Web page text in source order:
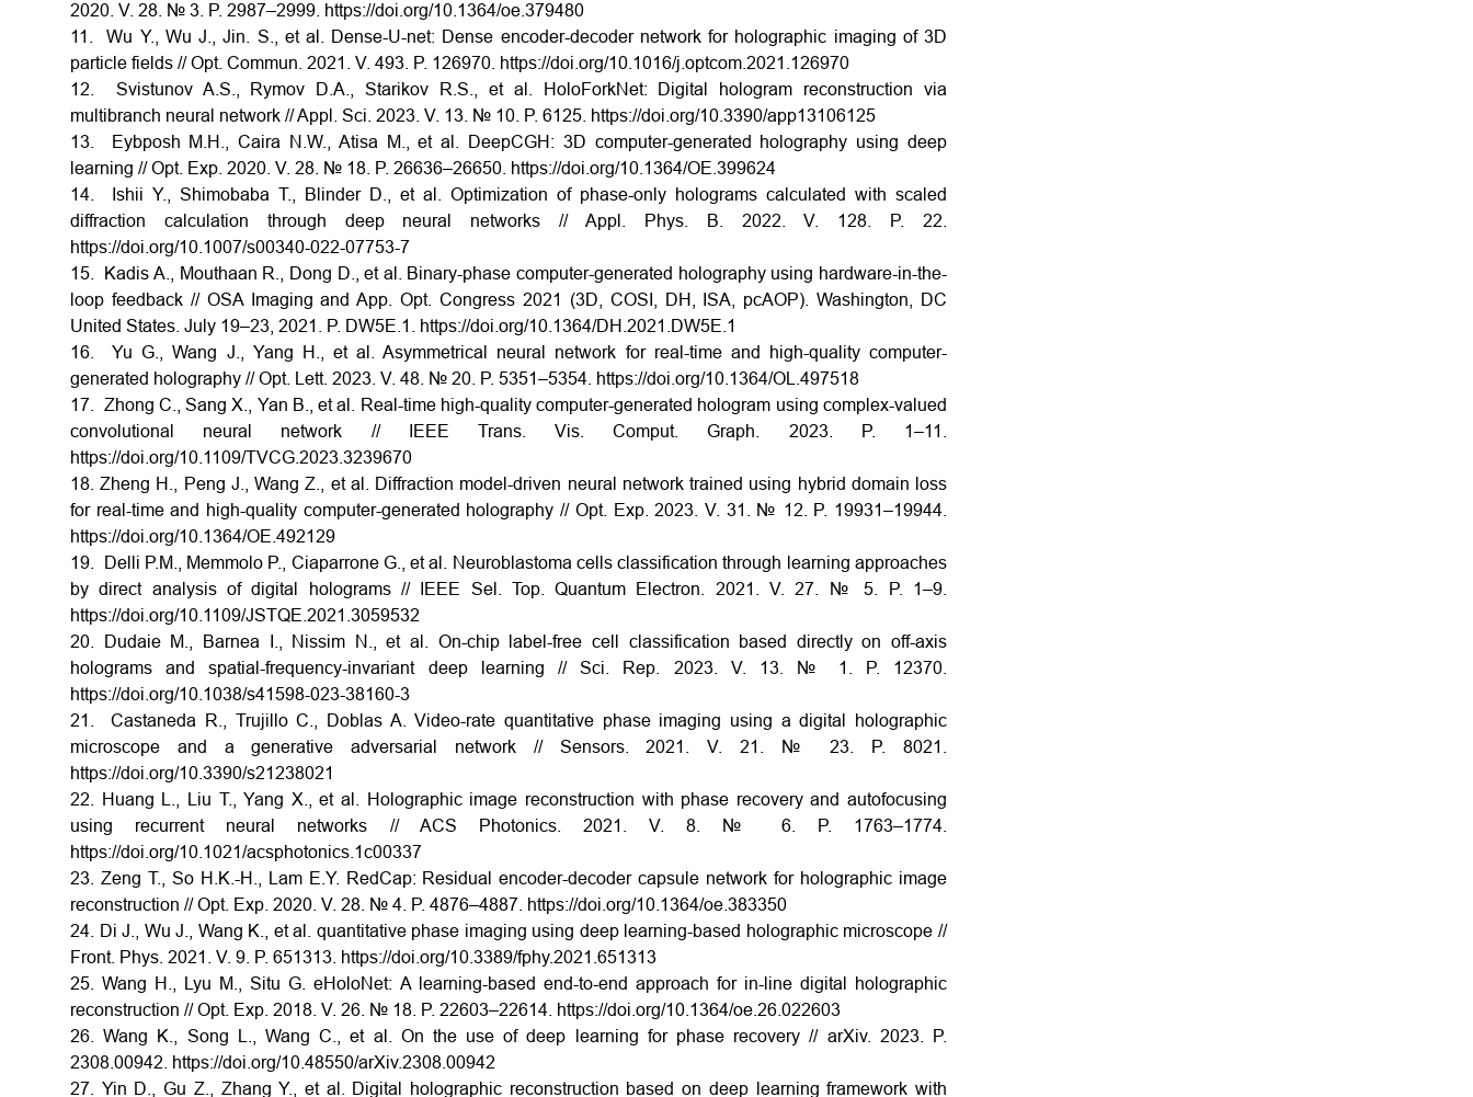
2020. V. 28. № 3. P. 2987–2999. https://doi.org/10.1364/oe.379480
11. Wu Y., Wu J., Jin. S., et al. Dense-U-net: Dense encoder-decoder network for holographic imaging of 3D
particle fields // Opt. Commun. 2021. V. 493. P. 126970. https://doi.org/10.1016/j.optcom.2021.126970
12. Svistunov A.S., Rymov D.A., Starikov R.S., et al. HoloForkNet: Digital hologram reconstruction via
multibranch neural network // Appl. Sci. 2023. V. 13. № 10. P. 6125. https://doi.org/10.3390/app13106125
13. Eybposh M.H., Caira N.W., Atisa M., et al. DeepCGH: 3D computer-generated holography using deep
learning // Opt. Exp. 2020. V. 28. № 18. P. 26636–26650. https://doi.org/10.1364/OE.399624
14. Ishii Y., Shimobaba T., Blinder D., et al. Optimization of phase-only holograms calculated with scaled
diffraction calculation through deep neural networks // Appl. Phys. B. 2022. V. 128. P. 22.
https://doi.org/10.1007/s00340-022-07753-7
15. Kadis A., Mouthaan R., Dong D., et al. Binary-phase computer-generated holography using hardware-in-the-
loop feedback // OSA Imaging and App. Opt. Congress 2021 (3D, COSI, DH, ISA, pcAOP). Washington, DC
United States. July 19–23, 2021. P. DW5E.1. https://doi.org/10.1364/DH.2021.DW5E.1
16. Yu G., Wang J., Yang H., et al. Asymmetrical neural network for real-time and high-quality computer-
generated holography // Opt. Lett. 2023. V. 48. № 20. P. 5351–5354. https://doi.org/10.1364/OL.497518
17. Zhong C., Sang X., Yan B., et al. Real-time high-quality computer-generated hologram using complex-valued
convolutional neural network // IEEE Trans. Vis. Comput. Graph. 2023. P. 1–11.
https://doi.org/10.1109/TVCG.2023.3239670
18. Zheng H., Peng J., Wang Z., et al. Diffraction model-driven neural network trained using hybrid domain loss
for real-time and high-quality computer-generated holography // Opt. Exp. 2023. V. 31. № 12. P. 19931–19944.
https://doi.org/10.1364/OE.492129
19. Delli P.M., Memmolo P., Ciaparrone G., et al. Neuroblastoma cells classification through learning approaches
by direct analysis of digital holograms // IEEE Sel. Top. Quantum Electron. 2021. V. 27. № 5. P. 1–9.
https://doi.org/10.1109/JSTQE.2021.3059532
20. Dudaie M., Barnea I., Nissim N., et al. On-chip label-free cell classification based directly on off-axis
holograms and spatial-frequency-invariant deep learning // Sci. Rep. 2023. V. 13. № 1. P. 12370.
https://doi.org/10.1038/s41598-023-38160-3
21. Castaneda R., Trujillo C., Doblas A. Video-rate quantitative phase imaging using a digital holographic
microscope and a generative adversarial network // Sensors. 2021. V. 21. № 23. P. 8021.
https://doi.org/10.3390/s21238021
22. Huang L., Liu T., Yang X., et al. Holographic image reconstruction with phase recovery and autofocusing
using recurrent neural networks // ACS Photonics. 2021. V. 8. № 6. P. 1763–1774.
https://doi.org/10.1021/acsphotonics.1c00337
23. Zeng T., So H.K.-H., Lam E.Y. RedCap: Residual encoder-decoder capsule network for holographic image
reconstruction // Opt. Exp. 2020. V. 28. № 4. P. 4876–4887. https://doi.org/10.1364/oe.383350
24. Di J., Wu J., Wang K., et al. quantitative phase imaging using deep learning-based holographic microscope //
Front. Phys. 2021. V. 9. P. 651313. https://doi.org/10.3389/fphy.2021.651313
25. Wang H., Lyu M., Situ G. eHoloNet: A learning-based end-to-end approach for in-line digital holographic
reconstruction // Opt. Exp. 2018. V. 26. № 18. P. 22603–22614. https://doi.org/10.1364/oe.26.022603
26. Wang K., Song L., Wang C., et al. On the use of deep learning for phase recovery // arXiv. 2023. P.
2308.00942. https://doi.org/10.48550/arXiv.2308.00942
27. Yin D., Gu Z., Zhang Y., et al. Digital holographic reconstruction based on deep learning framework with